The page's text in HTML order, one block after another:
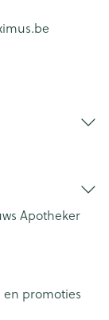
Apotheker
promoties